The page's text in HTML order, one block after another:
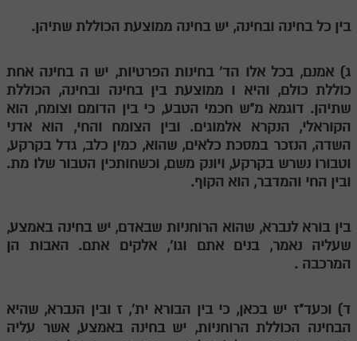
תע"ס חלק ג' עיון
תלמוד עשר הספירות חלק ה
תלמוד עשר הספירות חלק ו
תלמוד עשר הספירות חלק ז
תלמוד עשר הספירות חלק ח
תלמוד עשר הספירות חלק י
תלמוד עשר הספירות חלק יא
תלמוד עשר הספירות חלק יג
בין כל בחינה ובחינה, יש בחינה ממוצעת הכוללת שתיהן.
ג) אמנם, בכל אלו הד' בחינות הפרטיות, יש ה בחינה אחת
כוללת כולם, והיא ו ממוצעת בין בחינה ובחינה, הכוללת
שתיהן. דוגמא מ"ש חכמי הטבע, כי בין הדומם וצומח, הוא
הקוראלי, הנקרא אלמוגים. ובין הצומח והחי, הוא אדני
השדה, הנזכר במסכת כלאים, שהוא, כמין כלב, גדל בקרקע,
וטבורו נשרש בקרקע, ויונק משם, וכשחותכין הטבור שלו מת.
ובין החי והמדבר, הוא הקוף.
בין בורא לנברא, שהוא הרוחניות שבאדם, יש בחינה באמצע,
שעליה נאמר, בנים אתם וגו', אלקים אתם. האבות הן
המרכבה .
ד) וכעד"ז יש בכאן, כי בין הבורא ית', ז ובין הנברא, שהיא
הבחינה הכוללת הרוחניות, יש בחינה באמצע, אשר עליה